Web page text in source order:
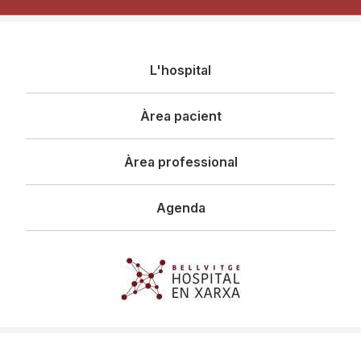
principal
L'hospital
Àrea pacient
Àrea professional
Agenda